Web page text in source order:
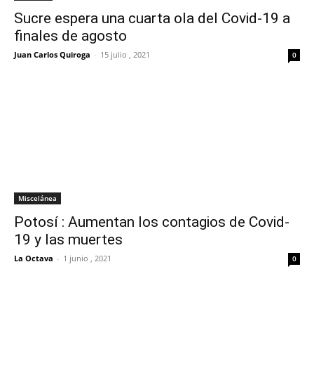
Sucre espera una cuarta ola del Covid-19 a
finales de agosto
Juan Carlos Quiroga - 15 julio , 2021 0
Miscelánea
Potosí : Aumentan los contagios de Covid-
19 y las muertes
La Octava - 1 junio , 2021 0